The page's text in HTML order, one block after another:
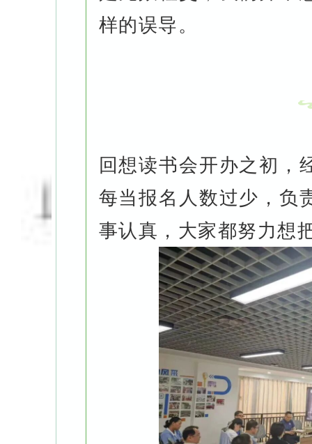
样的误导。
回想读书会开办之初，
每当报名人数过少，负
事认真，大家都努力想